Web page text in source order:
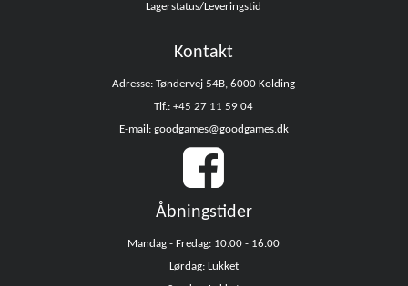
Lagerstatus/Leveringstid
Kontakt
Adresse: Tøndervej 54B, 6000 Kolding
Tlf.: +45 27 11 59 04
E-mail: goodgames@goodgames.dk
Åbningstider
Mandag - Fredag: 10.00 - 16.00
Lørdag: Lukket